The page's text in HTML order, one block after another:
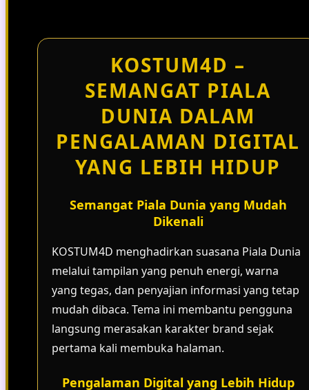
KOSTUM4D –
SEMANGAT PIALA
DUNIA DALAM
PENGALAMAN DIGITAL
YANG LEBIH HIDUP
Semangat Piala Dunia yang Mudah
Dikenali
KOSTUM4D menghadirkan suasana Piala Dunia
melalui tampilan yang penuh energi, warna
yang tegas, dan penyajian informasi yang tetap
mudah dibaca. Tema ini membantu pengguna
langsung merasakan karakter brand sejak
pertama kali membuka halaman.
Pengalaman Digital yang Lebih Hidup